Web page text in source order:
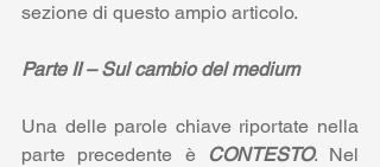
sezione di questo ampio articolo.
Parte II – Sul cambio del medium
Una delle parole chiave riportate nella
parte precedente è
CONTESTO. Nel